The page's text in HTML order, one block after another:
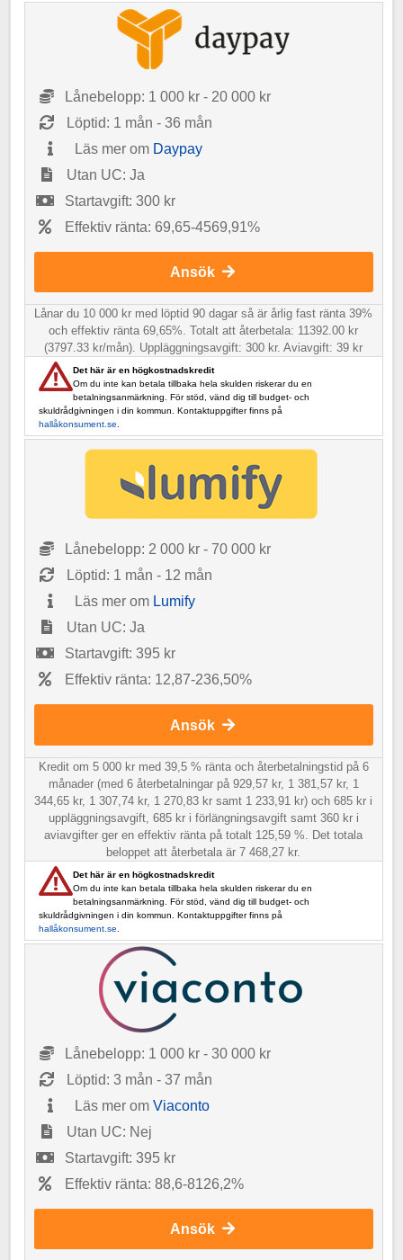
Lånebelopp: 1 000 kr - 20 000 kr
Löptid: 1 mån - 36 mån
Läs mer om Daypay
Utan UC: Ja
Startavgift: 300 kr
Effektiv ränta: 69,65-4569,91%
Ansök
Lånar du 10 000 kr med löptid 90 dagar så är årlig fast ränta 39%
och effektiv ränta 69,65%. Totalt att återbetala: 11392.00 kr
(3797.33 kr/mån). Uppläggningsavgift: 300 kr. Aviavgift: 39 kr
Det här är en högkostnadskredit
Om du inte kan betala tillbaka hela skulden riskerar du en
betalningsanmärkning. För stöd, vänd dig till budget- och
skuldrådgivningen i din kommun. Kontaktuppgifter finns på
hallåkonsument.se
Lånebelopp: 2 000 kr - 70 000 kr
Löptid: 1 mån - 12 mån
Läs mer om Lumify
Utan UC: Ja
Startavgift: 395 kr
Effektiv ränta: 12,87-236,50%
Ansök
Kredit om 5 000 kr med 39,5 % ränta och återbetalningstid på 6
månader (med 6 återbetalningar på 929,57 kr, 1 381,57 kr, 1
344,65 kr, 1 307,74 kr, 1 270,83 kr samt 1 233,91 kr) och 685 kr i
uppläggningsavgift, 685 kr i förlängningsavgift samt 360 kr i
aviavgifter ger en effektiv ränta på totalt 125,59 %. Det totala
beloppet att återbetala är 7 468,27 kr.
Det här är en högkostnadskredit
Om du inte kan betala tillbaka hela skulden riskerar du en
betalningsanmärkning. För stöd, vänd dig till budget- och
skuldrådgivningen i din kommun. Kontaktuppgifter finns på
hallåkonsument.se
Lånebelopp: 1 000 kr - 30 000 kr
Löptid: 3 mån - 37 mån
Läs mer om Viaconto
Utan UC: Nej
Startavgift: 395 kr
Effektiv ränta: 88,6-8126,2%
Ansök